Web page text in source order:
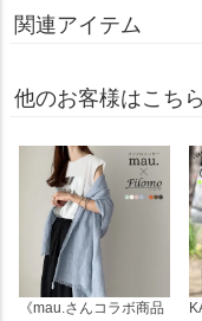
関連アイテム
他のお客様はこち
《mau.さんコラボ商品